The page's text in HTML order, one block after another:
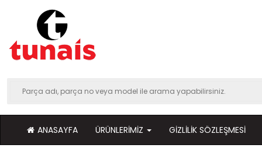
ANASAYFA ÜRÜNLERIMIZ GIZLILIK SÖZLEŞMESI